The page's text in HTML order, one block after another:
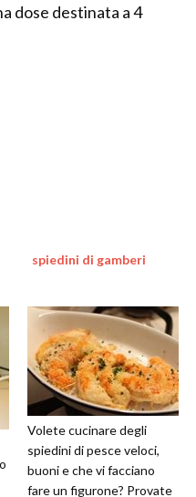
dose destinata a 4
spiedini di gamberi
Volete cucinare degli
spiedini di pesce veloci,
buoni e che vi facciano
fare un figurone? Provate